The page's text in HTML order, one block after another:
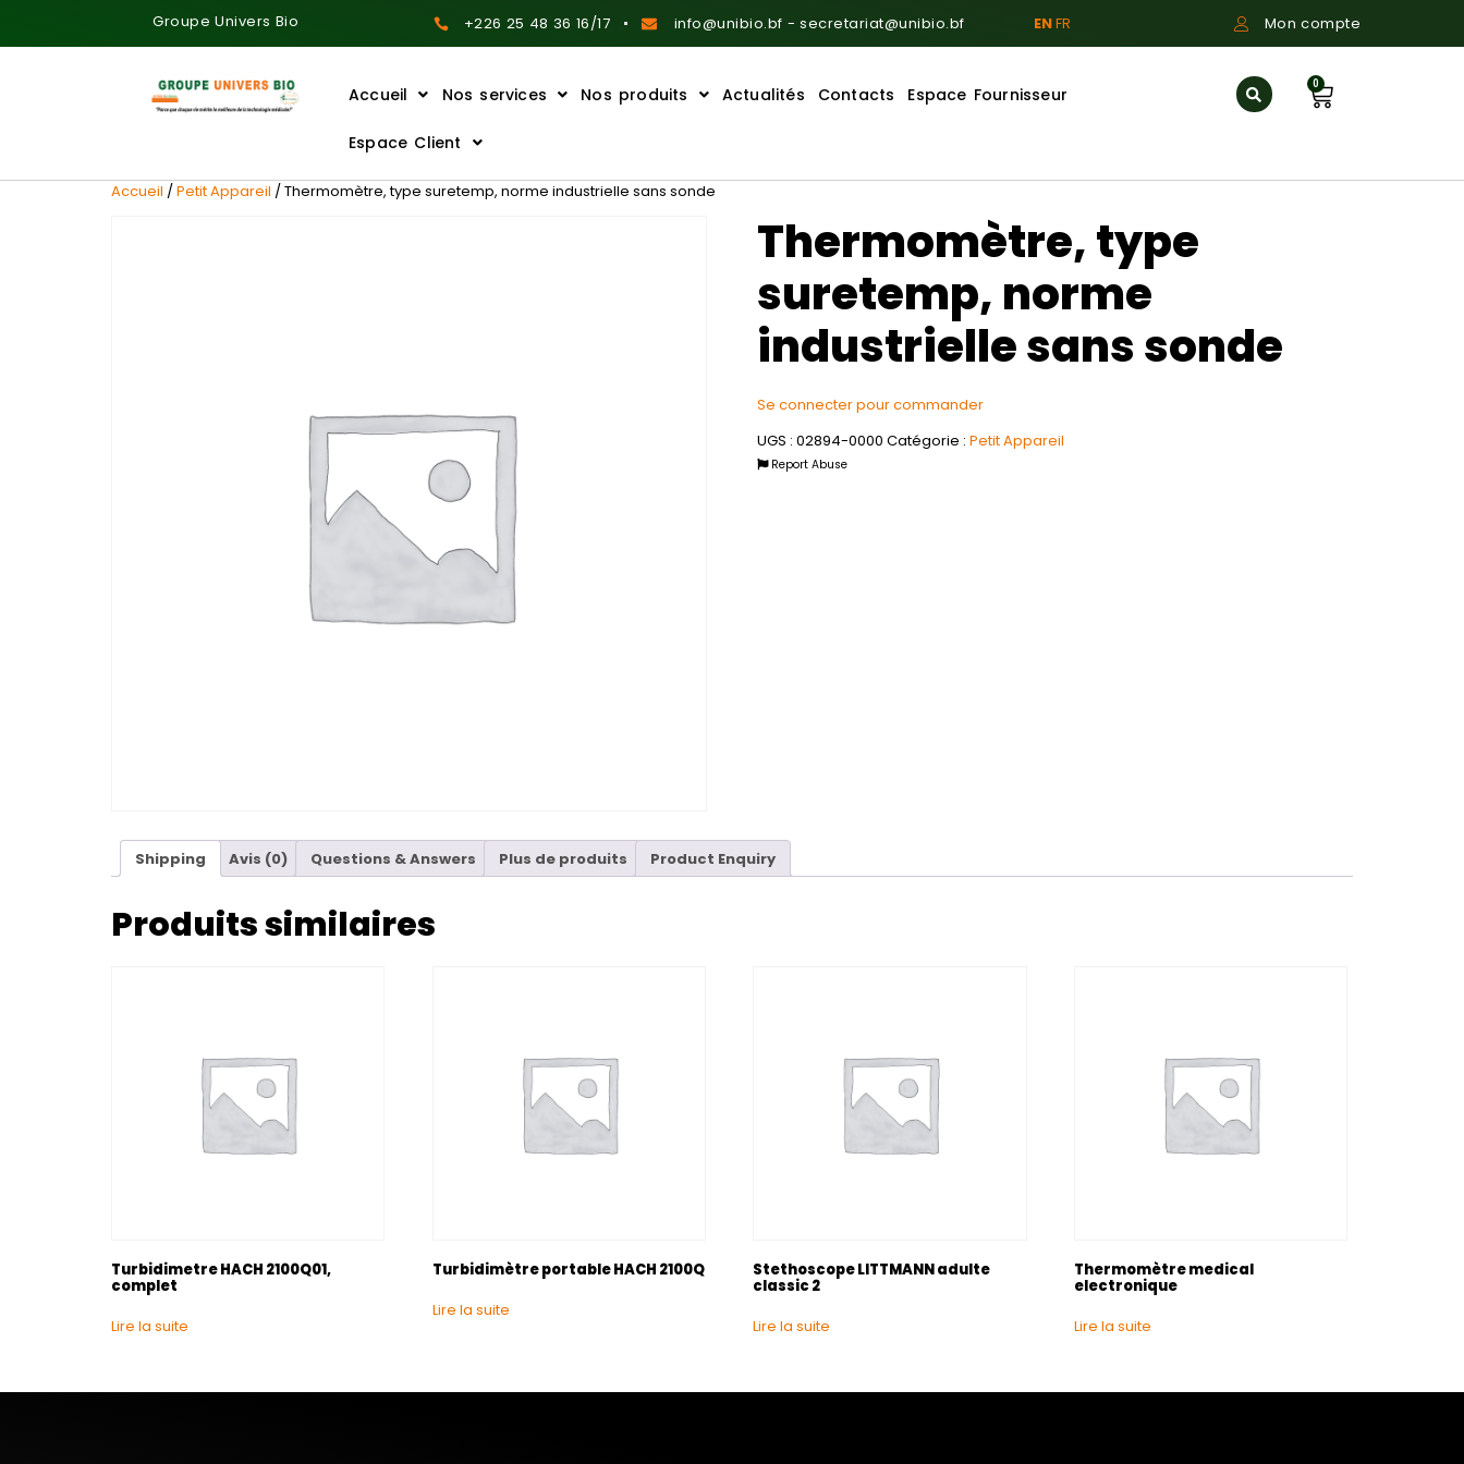
Groupe Univers Bio +226 25 48 36 16/17 info@unibio.bf - secretariat@unibio.bf ENFR Mon compte
Accueil Nos services Nos produits Actualités Contacts Espace Fournisseur
Espace Client
0
Accueil /Petit Appareil / Thermomètre, type suretemp, norme industrielle sans sonde
Thermomètre, type
suretemp, norme
industrielle sans sonde
Se connecter pour commander
UGS : 02894-0000 Catégorie : Petit Appareil
Report Abuse
Shipping Avis (0) Questions & Answers Plus de produits Product Enquiry
Produits similaires
Turbidimetre HACH 2100Q01,
complet
Lire la suite
Turbidimètre portable HACH 2100Q
Lire la suite
Stethoscope LITTMANN adulte
classic 2
Lire la suite
Thermomètre medical
electronique
Lire la suite